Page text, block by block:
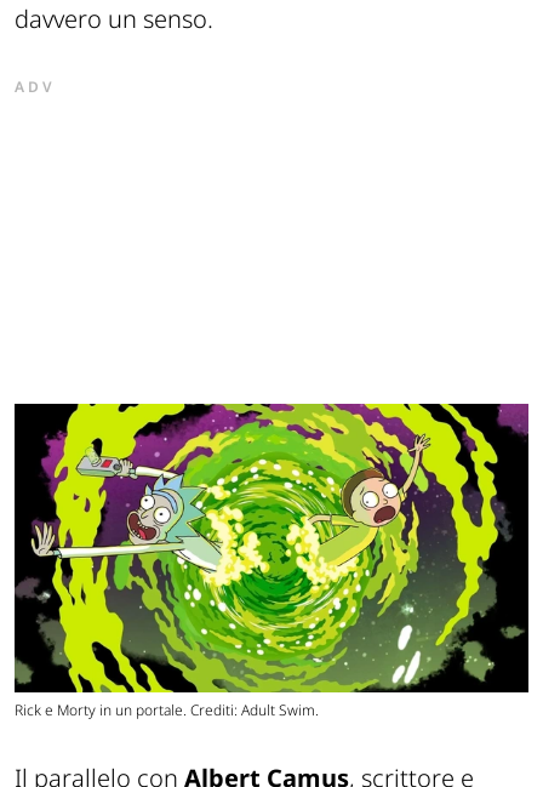
davvero un senso.
ADV
Rick e Morty in un portale. Crediti: Adult Swim.
Il parallelo con Albert Camus, scrittore e